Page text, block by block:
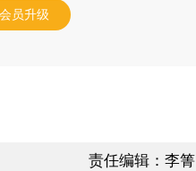
员升级
责任编辑：李箐